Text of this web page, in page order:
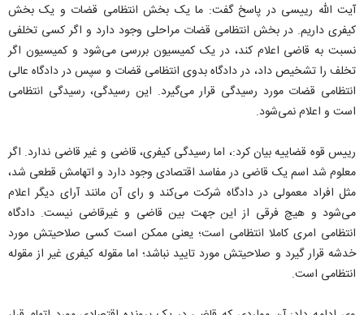
آیت الله رییسی در پاسخ گفت: ما یک بخش انتظامی قضات و یک بخش
کیفری داریم. در بخش انتظامی قضات مراحلی وجود دارد و اگر کسی تخلفی
نسبت به قاضی اعلام کند، در یک کمیسیون بررسی می‌شود و کمیسیون اگر
تخلف را تشخیص داد، در دادگاه بدوی انتظامی قضات و سپس در دادگاه عالی
انتظامی قضات مورد رسیدگی قرار می‌گیرد. این رسیدگی، رسیدگی انتظامی
است و اعلام نمی‌شود.
رییس قوه قضاییه بیان کرد:، اما رسیدگی کیفری، قاضی و غیر قاضی ندارد. اگر
معلوم شد اسم یک قاضی در مفاسد اقتصادی وجود دارد و اتهامش قطعی شد،
مثل افراد معمولی در دادگاه شرکت می‌کند و رای آن مانند آرای دیگر اعلام
می‌شود و هیچ فرقی از این جهت بین قاضی و غیرقاضی نیست. دادگاه
انتظامی امری کاملا انتظامی است؛ یعنی ممکن است کسی صلاحیتش مورد
خدشه قرار گیرد و صلاحیتش مورد تایید نباشد؛ اما مقوله کیفری غیر از مقوله
انتظامی است.